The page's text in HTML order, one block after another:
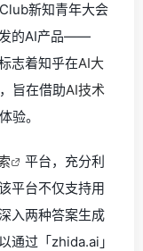
新知青年大会
发的AI产品——
志着知乎在AI大
旨在借助AI技术
验。
平台，充分利
平台不仅支持用
入两种答案生成
通过「zhida.ai」